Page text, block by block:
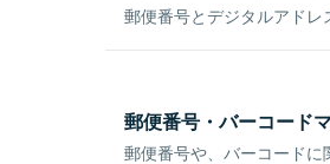
郵便番号とデジタルアドレ
郵便番号・バーコード
郵便番号や、バーコードに